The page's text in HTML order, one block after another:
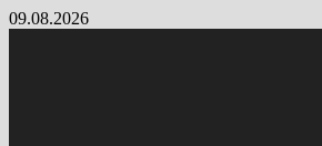
Skip
09.08.2026